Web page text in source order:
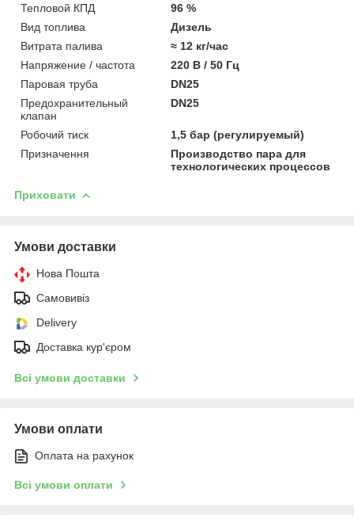
Тепловой КПД
96 %
Вид топлива
Дизель
Витрата палива
≈ 12 кг/час
Напряжение / частота
220 В / 50 Гц
Паровая труба
DN25
Предохранительный
клапан
DN25
Робочий тиск
1,5 бар (регулируемый)
Призначення
Производство пара для
технологических процессов
Приховати
Умови доставки
Нова Пошта
Самовивіз
Delivery
Доставка кур'єром
Всі умови доставки
Умови оплати
Оплата на рахунок
Всі умови оплати